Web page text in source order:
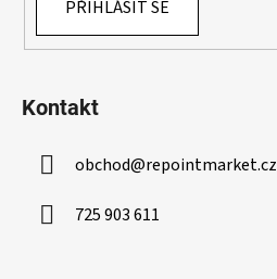
PŘIHLÁSIT SE
Kontakt
obchod@repointmarket.cz
725 903 611